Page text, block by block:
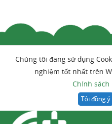
Chúng tôi đang sử dụng
nghiệm tốt nhất trên
Chính sách
Tôi đồng ý